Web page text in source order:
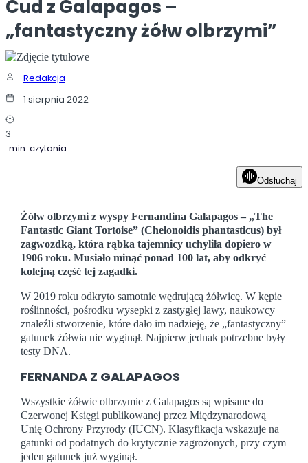
Cud z Galapagos –
„fantastyczny żółw olbrzymi”
Redakcja
1 sierpnia 2022
3
min. czytania
Odsłuchaj
Żółw olbrzymi z wyspy Fernandina Galapagos – „The
Fantastic Giant Tortoise” (Chelonoidis phantasticus) był
zagwozdką, która rąbka tajemnicy uchyliła dopiero w
1906 roku. Musiało minąć ponad 100 lat, aby odkryć
kolejną część tej zagadki.
W 2019 roku odkryto samotnie wędrującą żółwicę. W kępie
roślinności, pośrodku wysepki z zastygłej lawy, naukowcy
znaleźli stworzenie, które dało im nadzieję, że „fantastyczny”
gatunek żółwia nie wyginął. Najpierw jednak potrzebne były
testy DNA.
FERNANDA Z GALAPAGOS
Wszystkie żółwie olbrzymie z Galapagos są wpisane do
Czerwonej Księgi publikowanej przez Międzynarodową
Unię Ochrony Przyrody (IUCN). Klasyfikacja wskazuje na
gatunki od podatnych do krytycznie zagrożonych, przy czym
jeden gatunek już wyginął.